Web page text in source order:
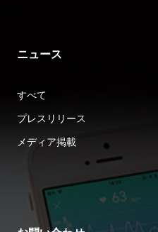
ニュース
すべて
プレスリリース
メディア掲載